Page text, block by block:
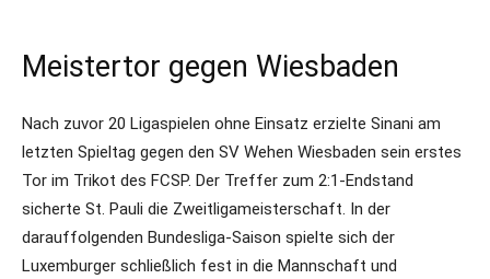
Meistertor gegen Wiesbaden
Nach zuvor 20 Ligaspielen ohne Einsatz erzielte Sinani am
letzten Spieltag gegen den SV Wehen Wiesbaden sein erstes
Tor im Trikot des FCSP. Der Treffer zum 2:1-Endstand
sicherte St. Pauli die Zweitligameisterschaft. In der
darauffolgenden Bundesliga-Saison spielte sich der
Luxemburger schließlich fest in die Mannschaft und